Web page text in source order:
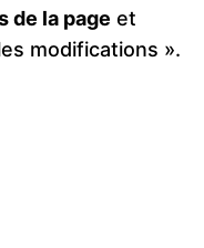
de la page et
modifications ».